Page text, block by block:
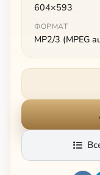
604×593
ФОРМАТ
MP2/3 (MPEG